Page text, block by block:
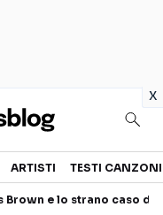
x
ARTISTI TESTI CANZONI
Brown e lo strano caso di